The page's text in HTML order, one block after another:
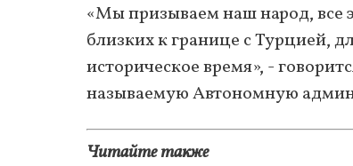
«Мы призываем наш народ, все
близких к границе с Турцией,
историческое время», -
называемую Автономную
Читайте также